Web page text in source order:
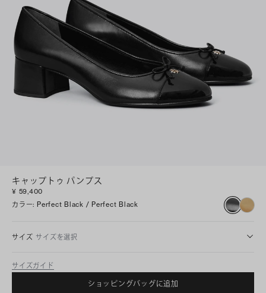
キャップトゥ パンプス
¥ 59,400
カラー: Perfect Black / Perfect Black
サイズ サイズを選択
サイズガイド
ショッピングバッグに追加